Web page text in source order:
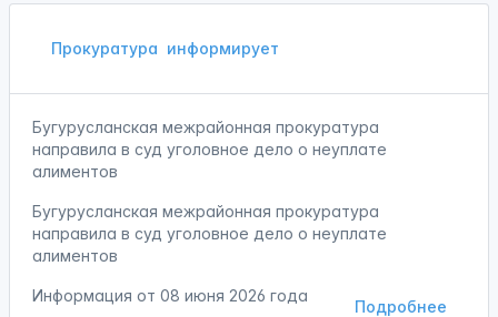
Прокуратура информирует
Бугурусланская межрайонная прокуратура
направила в суд уголовное дело о неуплате
алиментов
Бугурусланская межрайонная прокуратура
направила в суд уголовное дело о неуплате
алиментов
Подробнее
Информация от 08 июня 2026 года